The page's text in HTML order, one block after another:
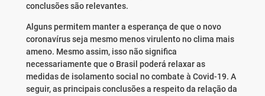
conclusões são relevantes.
Alguns permitem manter a esperança de que o novo
coronavírus seja mesmo menos virulento no clima mais
ameno. Mesmo assim, isso não significa
necessariamente que o Brasil poderá relaxar as
medidas de isolamento social no combate à Covid-19. A
seguir, as principais conclusões a respeito da relação da